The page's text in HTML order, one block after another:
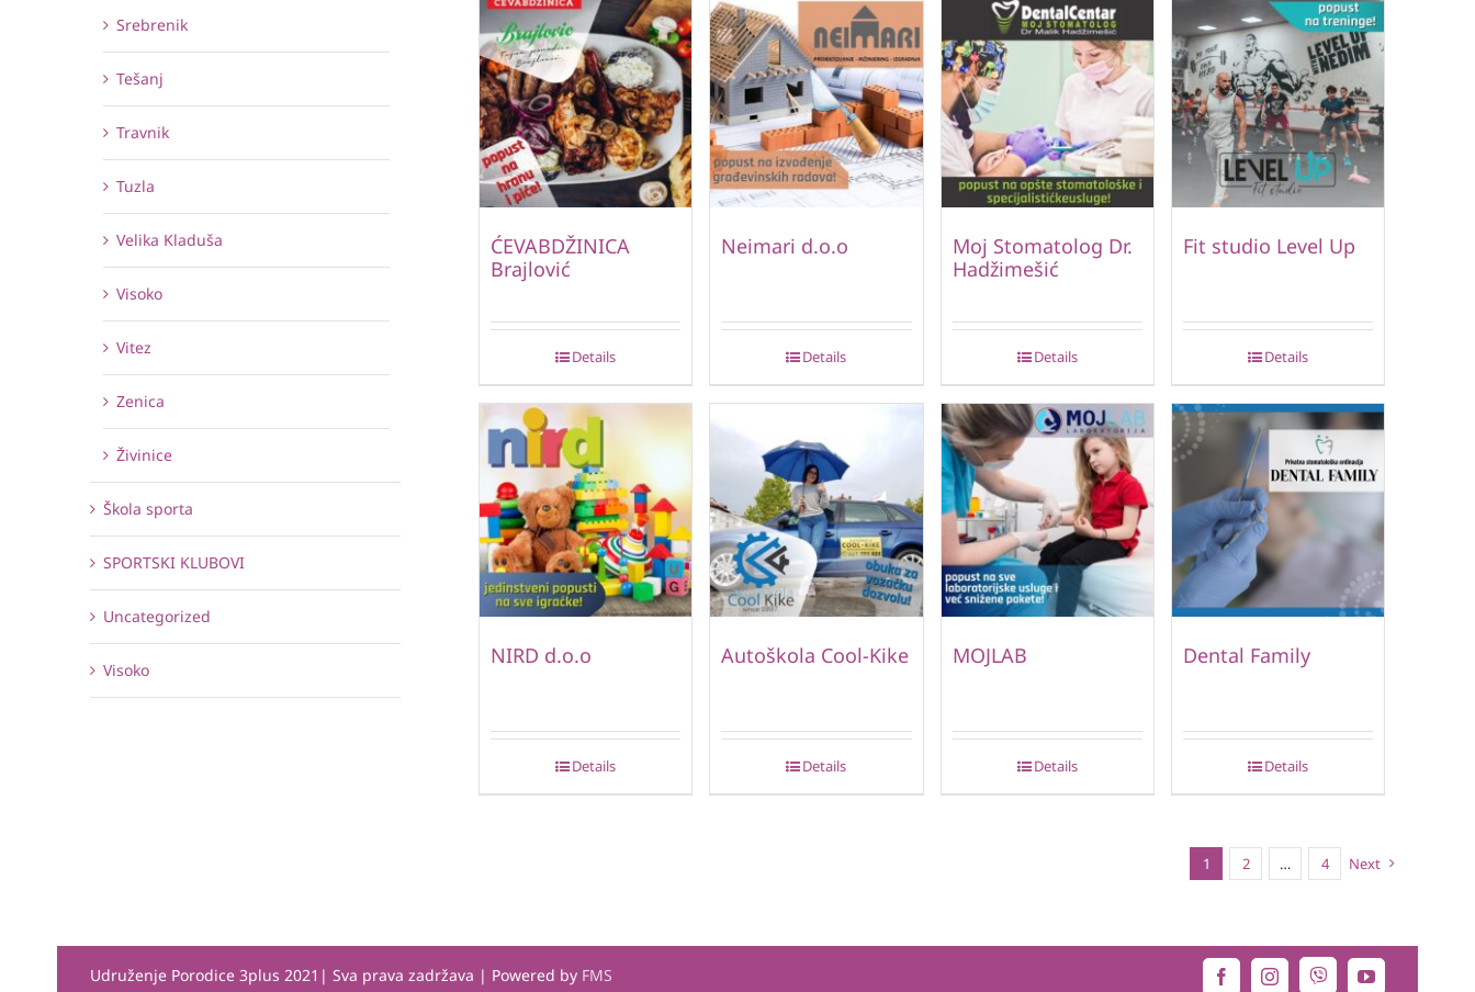
ĆEVABDŽINICA
Brajlović
Details
Neimari d.o.o
Details
Moj Stomatolog Dr.
Hadžimešić
Details
Fit studio Level Up
Details
NIRD d.o.o
Details
Autoškola Cool-Kike
Details
MOJLAB
Details
Dental Family
Details
1 2 … 4 Next
Srebrenik
Tešanj
Travnik
Tuzla
Velika Kladuša
Visoko
Vitez
Zenica
Živinice
Škola sporta
SPORTSKI KLUBOVI
Uncategorized
Visoko
Udruženje Porodice 3plus 2021| Sva prava zadržava | Powered by FMS FacebookInstagramViber YouTube